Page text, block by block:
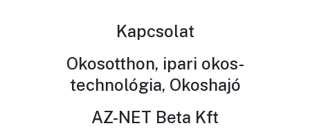
Kapcsolat
Okosotthon, ipari okos-
technológia, Okoshajó
AZ-NET Beta Kft